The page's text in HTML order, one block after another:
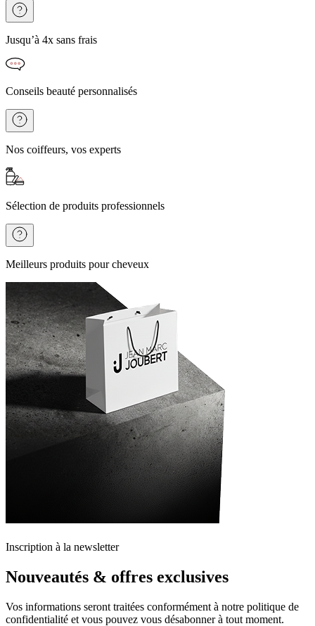
Jusqu’à 4x sans frais
Conseils beauté personnalisés
Nos coiffeurs, vos experts
Sélection de produits professionnels
Meilleurs produits pour cheveux
Inscription à la newsletter
Nouveautés & offres exclusives
Vos informations seront traitées conformément à notre politique de
confidentialité et vous pouvez vous désabonner à tout moment.